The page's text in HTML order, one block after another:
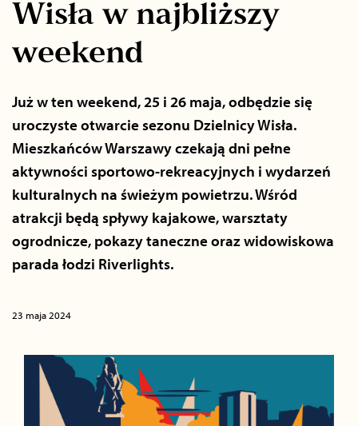
Wisła w najbliższy
weekend
Już w ten weekend, 25 i 26 maja, odbędzie się
uroczyste otwarcie sezonu Dzielnicy Wisła.
Mieszkańców Warszawy czekają dni pełne
aktywności sportowo-rekreacyjnych i wydarzeń
kulturalnych na świeżym powietrzu. Wśród
atrakcji będą spływy kajakowe, warsztaty
ogrodnicze, pokazy taneczne oraz widowiskowa
parada łodzi Riverlights.
23 maja 2024